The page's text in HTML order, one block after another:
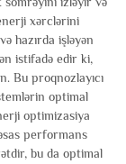
xərclərini
hazırda işləyən
istifadə edir ki,
Bu proqnozlayıcı
optimal
optimizasiya
performans
bu da optimal